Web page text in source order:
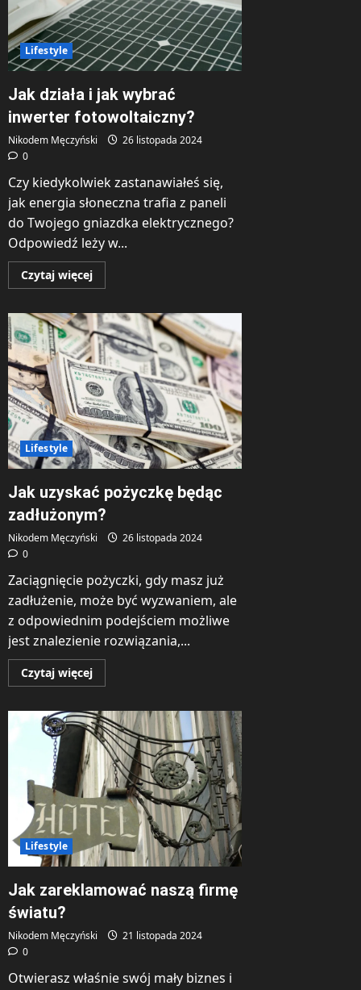
Lifestyle
Jak działa i jak wybrać
inwerter fotowoltaiczny?
Nikodem Męczyński
26 listopada 2024
0
Czy kiedykolwiek zastanawiałeś się,
jak energia słoneczna trafia z paneli
do Twojego gniazdka elektrycznego?
Odpowiedź leży w...
Czytaj więcejDowiedz
się
Jak
działa
i
jak
wybrać
inwerter
fotowoltaiczny?
Lifestyle
Jak uzyskać pożyczkę będąc
zadłużonym?
Nikodem Męczyński
26 listopada 2024
0
Zaciągnięcie pożyczki, gdy masz już
zadłużenie, może być wyzwaniem, ale
z odpowiednim podejściem możliwe
jest znalezienie rozwiązania,...
Czytaj więcejDowiedz
się
Jak
uzyskać
pożyczkę
będąc
zadłużonym?
Lifestyle
Jak zareklamować naszą firmę
światu?
Nikodem Męczyński
21 listopada 2024
0
Otwierasz właśnie swój mały biznes i